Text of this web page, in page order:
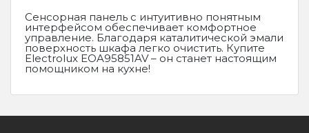
Сенсорная панель с интуитивно понятным
интерфейсом обеспечивает комфортное
управление. Благодаря каталитической эмали
поверхность шкафа легко очистить. Купите
Electrolux EOA95851AV – он станет настоящим
помощником на кухне!